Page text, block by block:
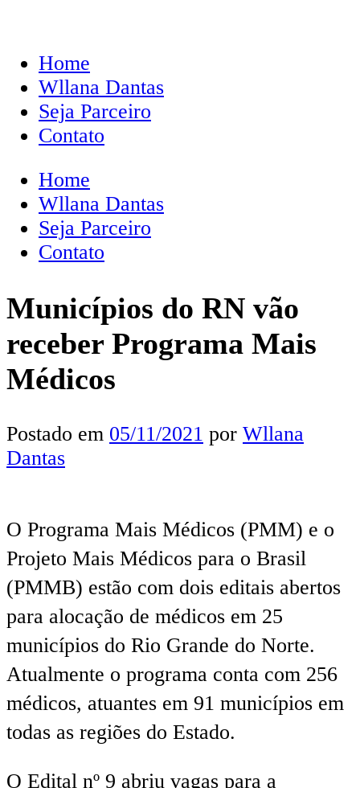
Home
Wllana Dantas
Seja Parceiro
Contato
Home
Wllana Dantas
Seja Parceiro
Contato
Municípios do RN vão
receber Programa Mais
Médicos
Postado em 05/11/2021 por Wllana
Dantas
O Programa Mais Médicos (PMM) e o
Projeto Mais Médicos para o Brasil
(PMMB) estão com dois editais abertos
para alocação de médicos em 25
municípios do Rio Grande do Norte.
Atualmente o programa conta com 256
médicos, atuantes em 91 municípios em
todas as regiões do Estado.
O Edital nº 9 abriu vagas para a